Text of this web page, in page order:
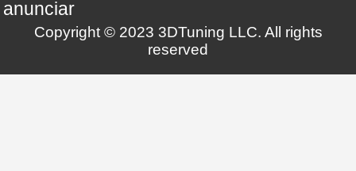
anunciar
Copyright © 2023 3DTuning LLC. All rights
reserved